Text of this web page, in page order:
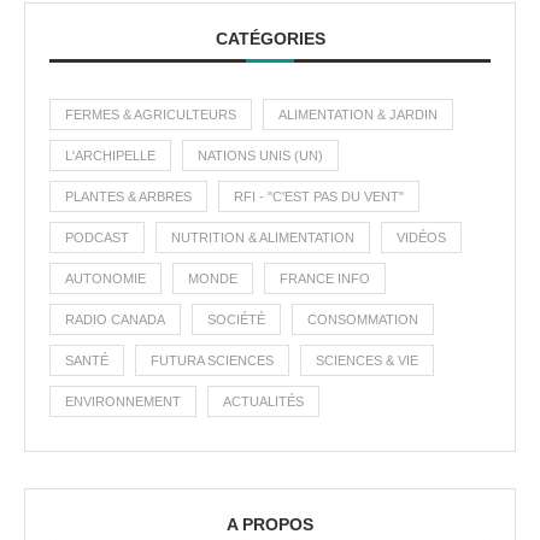
CATÉGORIES
FERMES & AGRICULTEURS ALIMENTATION & JARDIN
L'ARCHIPELLE NATIONS UNIS (UN)
PLANTES & ARBRES RFI - "C'EST PAS DU VENT"
PODCAST NUTRITION & ALIMENTATION VIDÉOS
AUTONOMIE MONDE FRANCE INFO
RADIO CANADA SOCIÉTÉ CONSOMMATION
SANTÉ FUTURA SCIENCES SCIENCES & VIE
ENVIRONNEMENT ACTUALITÉS
A PROPOS